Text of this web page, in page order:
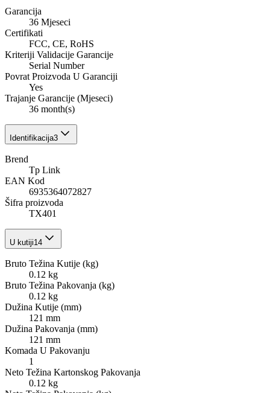
Garancija
36 Mjeseci
Certifikati
FCC, CE, RoHS
Kriteriji Validacije Garancije
Serial Number
Povrat Proizvoda U Garanciji
Yes
Trajanje Garancije (Mjeseci)
36 month(s)
Identifikacija3
Brend
Tp Link
EAN Kod
6935364072827
Šifra proizvoda
TX401
U kutiji14
Bruto Težina Kutije (kg)
0.12 kg
Bruto Težina Pakovanja (kg)
0.12 kg
Dužina Kutije (mm)
121 mm
Dužina Pakovanja (mm)
121 mm
Komada U Pakovanju
1
Neto Težina Kartonskog Pakovanja
0.12 kg